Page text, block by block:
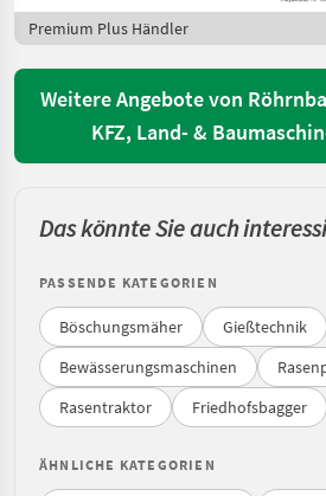
Premium Plus Händler
Weitere Angebote von
KFZ, Land- &
Das könnte Sie auch
PASSENDE KATEGORIEN
Böschungsmäher Gießtechnik
Bewässerungsmaschinen
Rasentraktor
Friedhofsbagger
ÄHNLICHE KATEGORIEN